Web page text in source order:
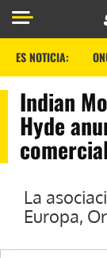
ES NOTICIA:
Indian
Hyde
La
Europa,